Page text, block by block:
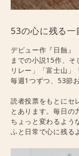
53の心に残る一
デビュー作『日蝕』
までの小説15作、そ
リレー」「富士山」
毎週1つずつ、53節
読者投票をもとにセ
とあります。毎日の
ちょっと変わるよう
ふと日常で心に残る